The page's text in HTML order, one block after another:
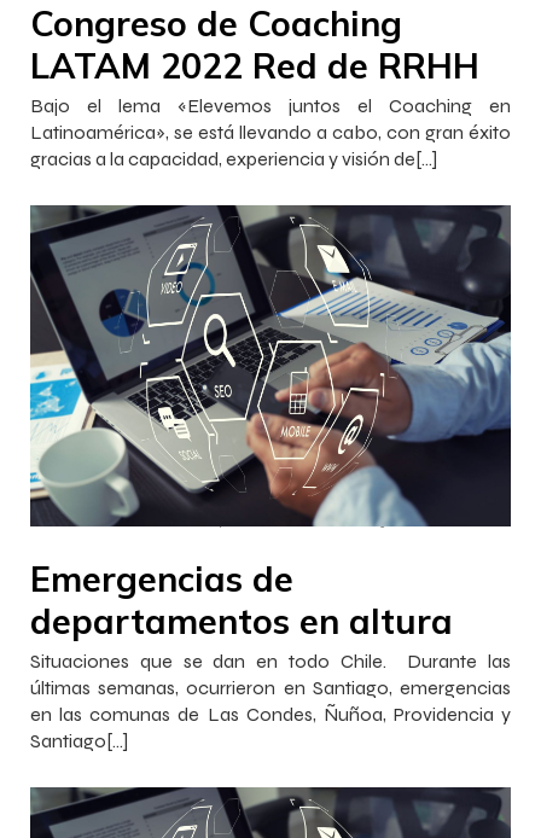
Congreso de Coaching
LATAM 2022 Red de RRHH
Bajo el lema «Elevemos juntos el Coaching en
Latinoamérica», se está llevando a cabo, con gran éxito
gracias a la capacidad, experiencia y visión de[…]
Francisca InnovaJob – 29 noviembre 2022 – 23:11
Emergencias de
departamentos en altura
Situaciones que se dan en todo Chile. Durante las
últimas semanas, ocurrieron en Santiago, emergencias
en las comunas de Las Condes, Ñuñoa, Providencia y
Santiago[…]